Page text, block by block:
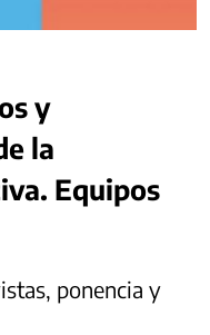
y
la
Equipos
ponencia y